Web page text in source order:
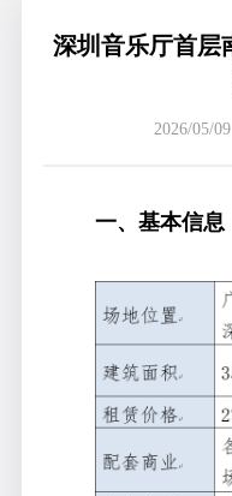
深圳音乐厅首层
2026/05/
一、基本信息